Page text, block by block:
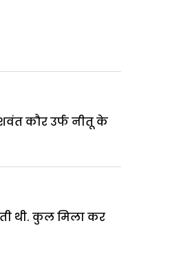
कौर उर्फ नीतू के
थी. कुल मिला कर